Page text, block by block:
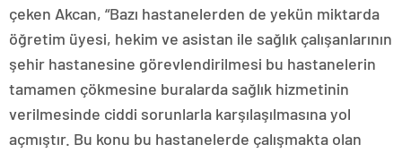
çeken Akcan, “Bazı hastanelerden de yekün miktarda
öğretim üyesi, hekim ve asistan ile sağlık çalışanlarının
şehir hastanesine görevlendirilmesi bu hastanelerin
tamamen çökmesine buralarda sağlık hizmetinin
verilmesinde ciddi sorunlarla karşılaşılmasına yol
açmıştır. Bu konu bu hastanelerde çalışmakta olan